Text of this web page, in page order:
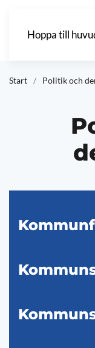
Hoppa till
Start Politik och